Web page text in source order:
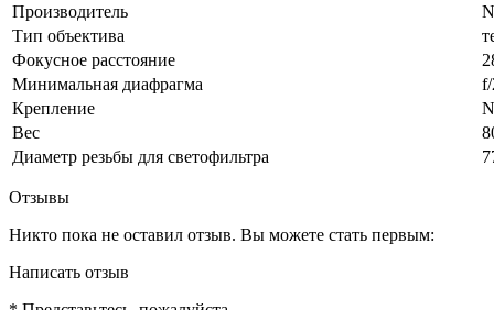
Производитель
Тип объектива
Фокусное расстояние
Минимальная диафрагма
f/
Крепление
Вес
Диаметр резьбы для светофильтра
Отзывы
Никто пока не оставил отзыв. Вы можете стать первым:
Написать отзыв